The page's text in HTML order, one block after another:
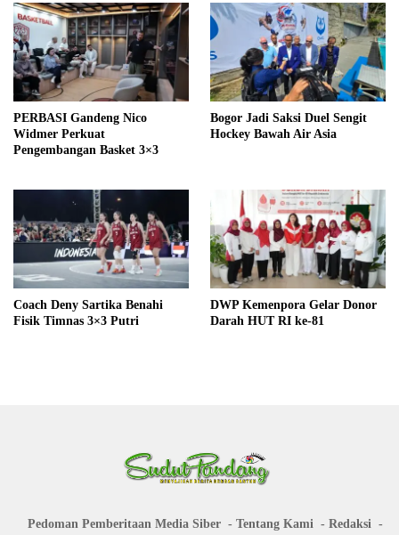
PERBASI Gandeng Nico
Widmer Perkuat
Pengembangan Basket 3×3
Bogor Jadi Saksi Duel Sengit
Hockey Bawah Air Asia
Coach Deny Sartika Benahi
Fisik Timnas 3×3 Putri
DWP Kemenpora Gelar Donor
Darah HUT RI ke-81
Pedoman Pemberitaan Media Siber Tentang Kami Redaksi